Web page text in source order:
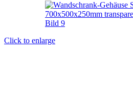
Click to enlarge